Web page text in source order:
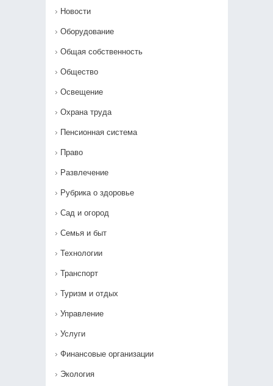
Новости
Оборудование
Общая собственность
Общество
Освещение
Охрана труда
Пенсионная система
Право
Развлечение
Рубрика о здоровье
Сад и огород
Семья и быт
Технологии
Транспорт
Туризм и отдых
Управление
Услуги
Финансовые организации
Экология